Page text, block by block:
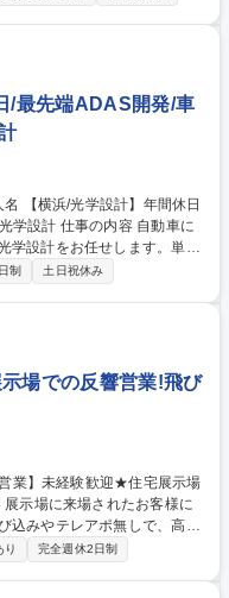
ら付加価値の高い製品開発
ゼロ)な社会の実現に欠かせ
職種 横浜【新
ット/年間休日126日
/最先端ADAS開発/車
自動車に
学設計をお任せします。単焦
、光学検査装置の設計まで、
トの量産立ち上げ（光学測
像度検査機、調芯設備、迷
車線逸脱抑制装置など、クル
チャレンジできるやりがいの
制 土日祝休み
場での反響営業!飛び
込みやテレアポ無しで、高い
験でも研修・OJTで安心スタ
り 完全週休2日制